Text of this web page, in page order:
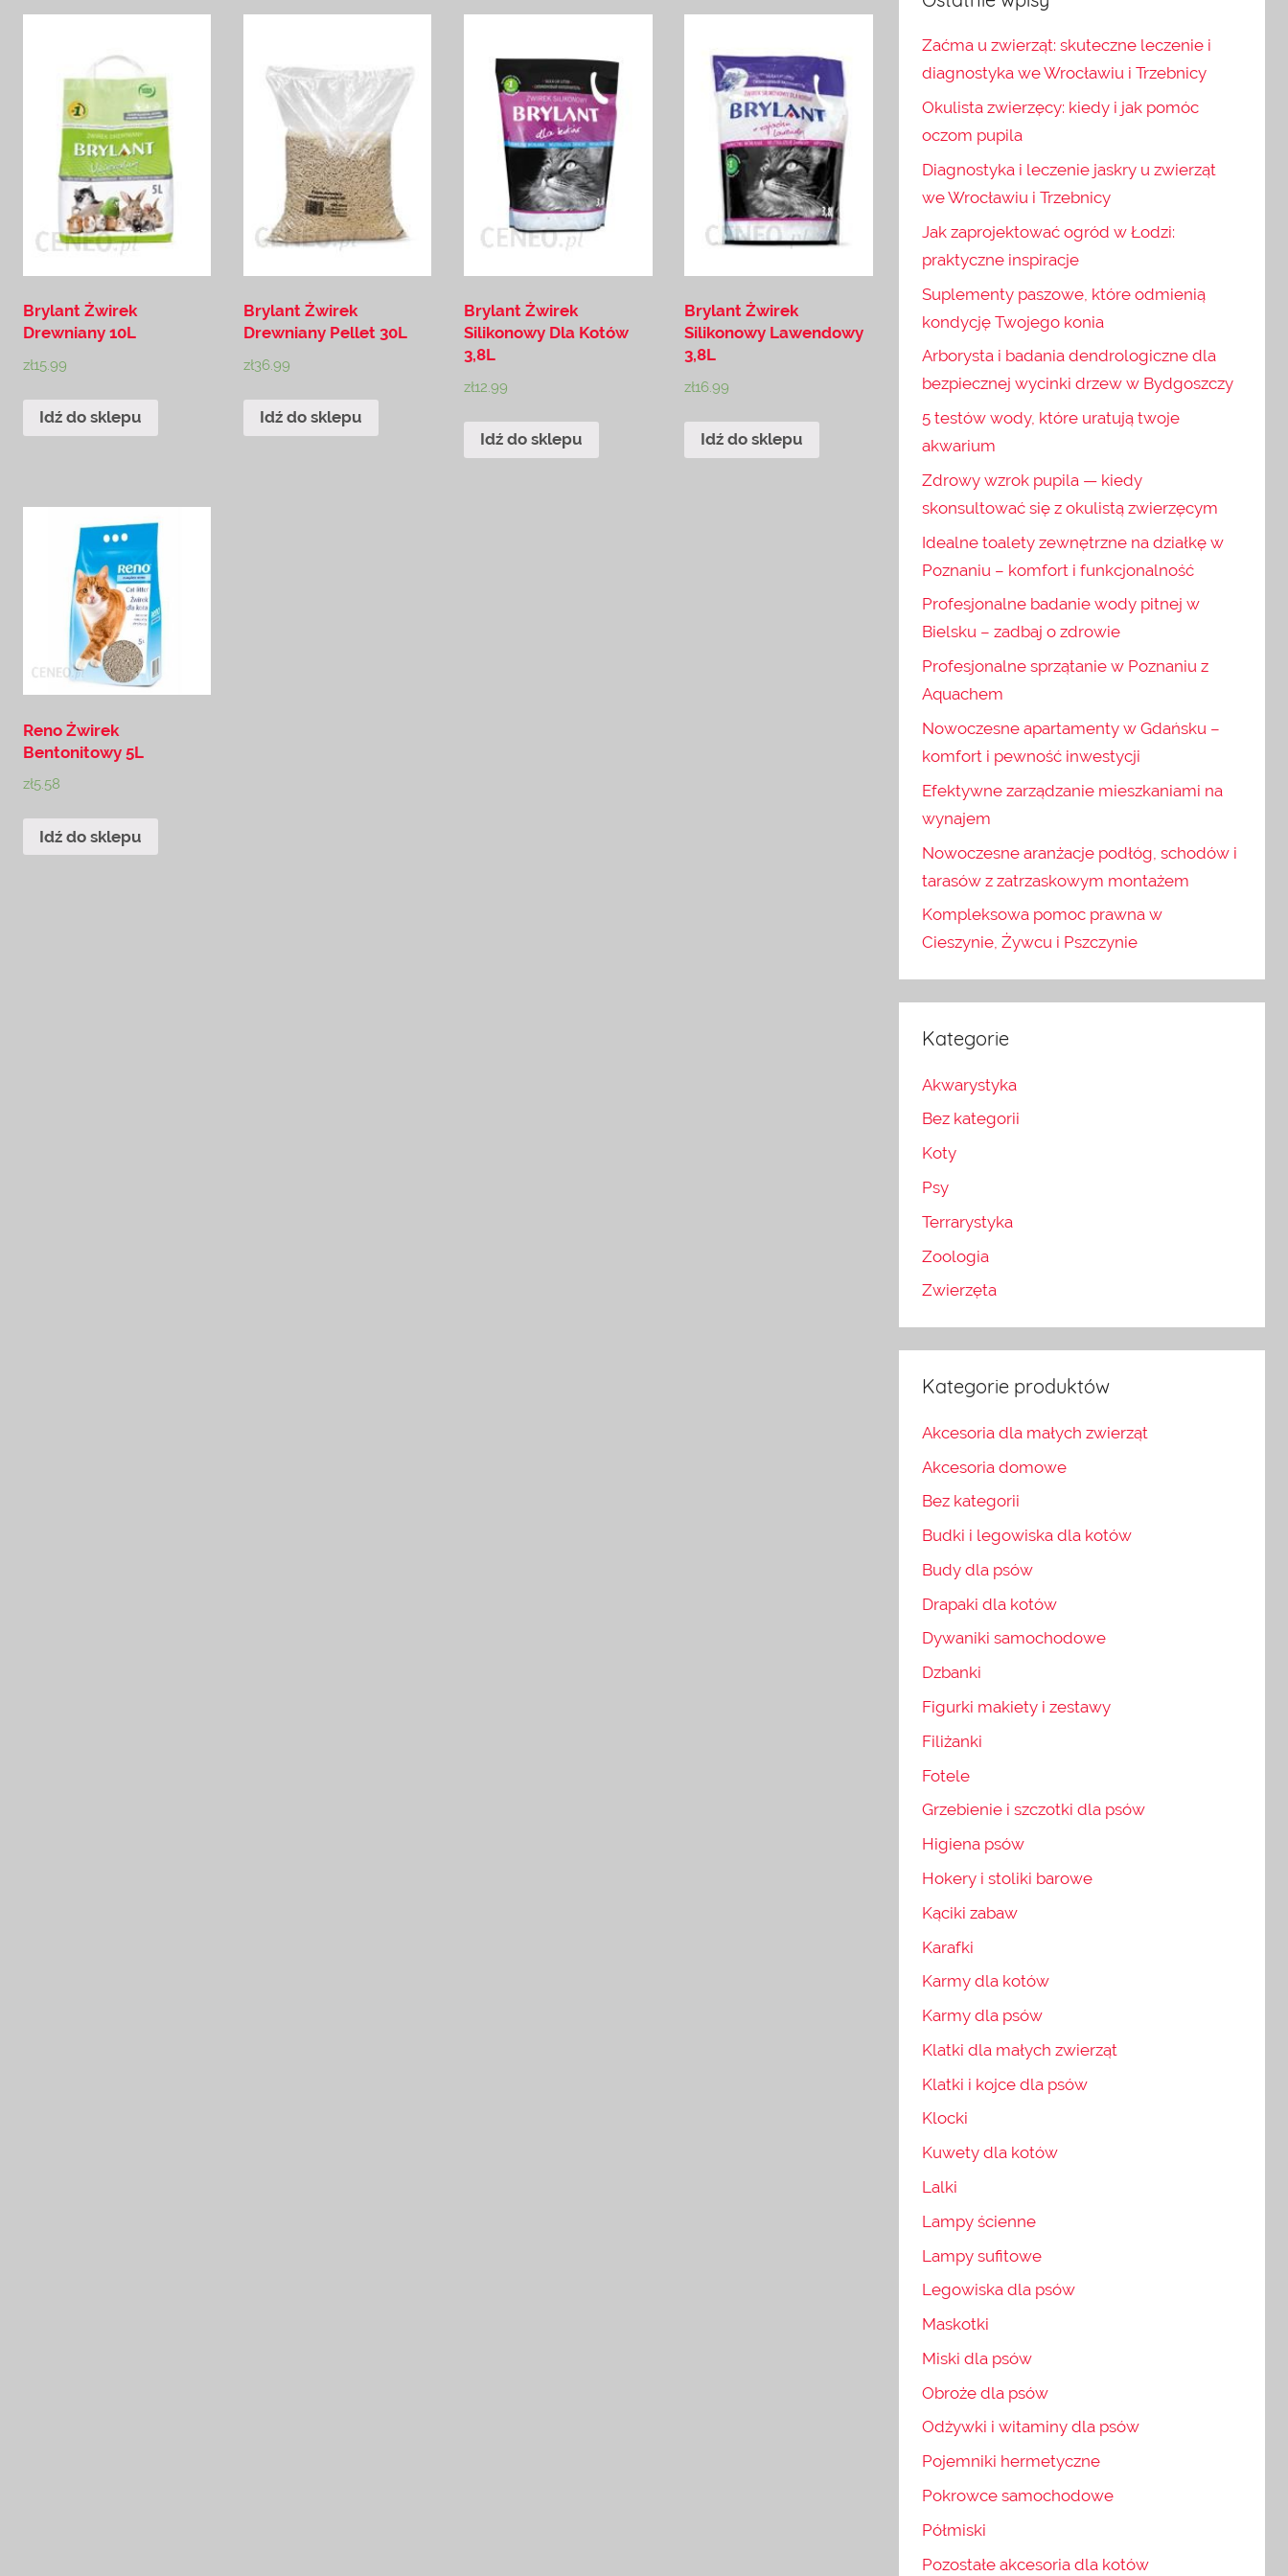
Brylant Żwirek
Drewniany 10L
zł15.99
Idź do sklepu
Brylant Żwirek
Drewniany Pellet 30L
zł36.99
Idź do sklepu
Brylant Żwirek
Silikonowy Dla Kotów
3,8L
zł12.99
Idź do sklepu
Brylant Żwirek
Silikonowy Lawendowy
3,8L
zł16.99
Idź do sklepu
Reno Żwirek
Bentonitowy 5L
zł5.58
Idź do sklepu
Zaćma u zwierząt: skuteczne leczenie i
diagnostyka we Wrocławiu i Trzebnicy
Okulista zwierzęcy: kiedy i jak pomóc
oczom pupila
Diagnostyka i leczenie jaskry u zwierząt
we Wrocławiu i Trzebnicy
Jak zaprojektować ogród w Łodzi:
praktyczne inspiracje
Suplementy paszowe, które odmienią
kondycję Twojego konia
Arborysta i badania dendrologiczne dla
bezpiecznej wycinki drzew w Bydgoszczy
5 testów wody, które uratują twoje
akwarium
Zdrowy wzrok pupila — kiedy
skonsultować się z okulistą zwierzęcym
Idealne toalety zewnętrzne na działkę w
Poznaniu – komfort i funkcjonalność
Profesjonalne badanie wody pitnej w
Bielsku – zadbaj o zdrowie
Profesjonalne sprzątanie w Poznaniu z
Aquachem
Nowoczesne apartamenty w Gdańsku –
komfort i pewność inwestycji
Efektywne zarządzanie mieszkaniami na
wynajem
Nowoczesne aranżacje podłóg, schodów i
tarasów z zatrzaskowym montażem
Kompleksowa pomoc prawna w
Cieszynie, Żywcu i Pszczynie
Kategorie
Akwarystyka
Bez kategorii
Koty
Psy
Terrarystyka
Zoologia
Zwierzęta
Kategorie produktów
Akcesoria dla małych zwierząt
Akcesoria domowe
Bez kategorii
Budki i legowiska dla kotów
Budy dla psów
Drapaki dla kotów
Dywaniki samochodowe
Dzbanki
Figurki makiety i zestawy
Filiżanki
Fotele
Grzebienie i szczotki dla psów
Higiena psów
Hokery i stoliki barowe
Kąciki zabaw
Karafki
Karmy dla kotów
Karmy dla psów
Klatki dla małych zwierząt
Klatki i kojce dla psów
Klocki
Kuwety dla kotów
Lalki
Lampy ścienne
Lampy sufitowe
Legowiska dla psów
Maskotki
Miski dla psów
Obroże dla psów
Odżywki i witaminy dla psów
Pojemniki hermetyczne
Pokrowce samochodowe
Półmiski
Pozostałe akcesoria dla kotów